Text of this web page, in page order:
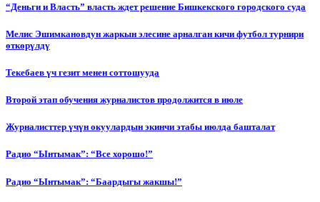
“Деньги и Власть” власть ждет решение Бишкекского городского суда
Мелис Эшимкановдун жаркын элесине арналган кичи футбол турнири
өткөрүлдү
Текебаев үч гезит менен соттошууда
Второй этап обучения журналистов продолжится в июле
Журналисттер үчүн окуулардын экинчи этабы июлда башталат
Радио “Ынтымак”: “Все хорошо!”
Радио “Ынтымак”: “Баардыгы жакшы!”